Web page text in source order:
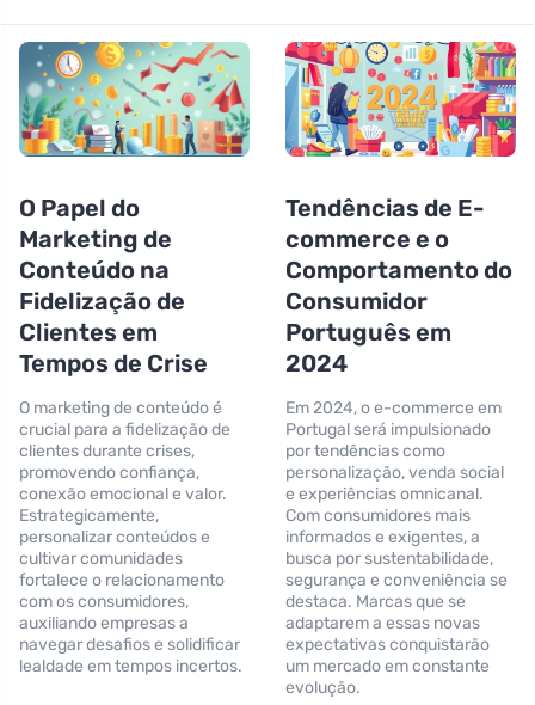
O Papel do
Marketing de
Conteúdo na
Fidelização de
Clientes em
Tempos de Crise
O marketing de conteúdo é
crucial para a fidelização de
clientes durante crises,
promovendo confiança,
conexão emocional e valor.
Estrategicamente,
personalizar conteúdos e
cultivar comunidades
fortalece o relacionamento
com os consumidores,
auxiliando empresas a
navegar desafios e solidificar
lealdade em tempos incertos.
Tendências de E-
commerce e o
Comportamento do
Consumidor
Português em
2024
Em 2024, o e-commerce em
Portugal será impulsionado
por tendências como
personalização, venda social
e experiências omnicanal.
Com consumidores mais
informados e exigentes, a
busca por sustentabilidade,
segurança e conveniência se
destaca. Marcas que se
adaptarem a essas novas
expectativas conquistarão
um mercado em constante
evolução.